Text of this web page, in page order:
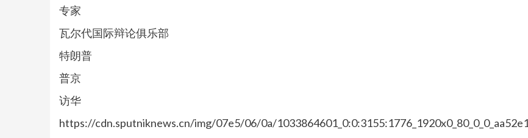
专家
瓦尔代国际辩论俱乐部
特朗普
普京
访华
https://cdn.sputniknews.cn/img/07e5/06/0a/